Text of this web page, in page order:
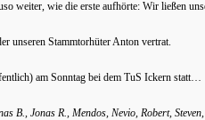
weiter, wie die erste aufhörte: Wir ließen
unseren Stammtorhüter Anton vertrat.
am Sonntag bei dem TuS Ickern statt…
B., Jonas R., Mendos, Nevio, Robert,